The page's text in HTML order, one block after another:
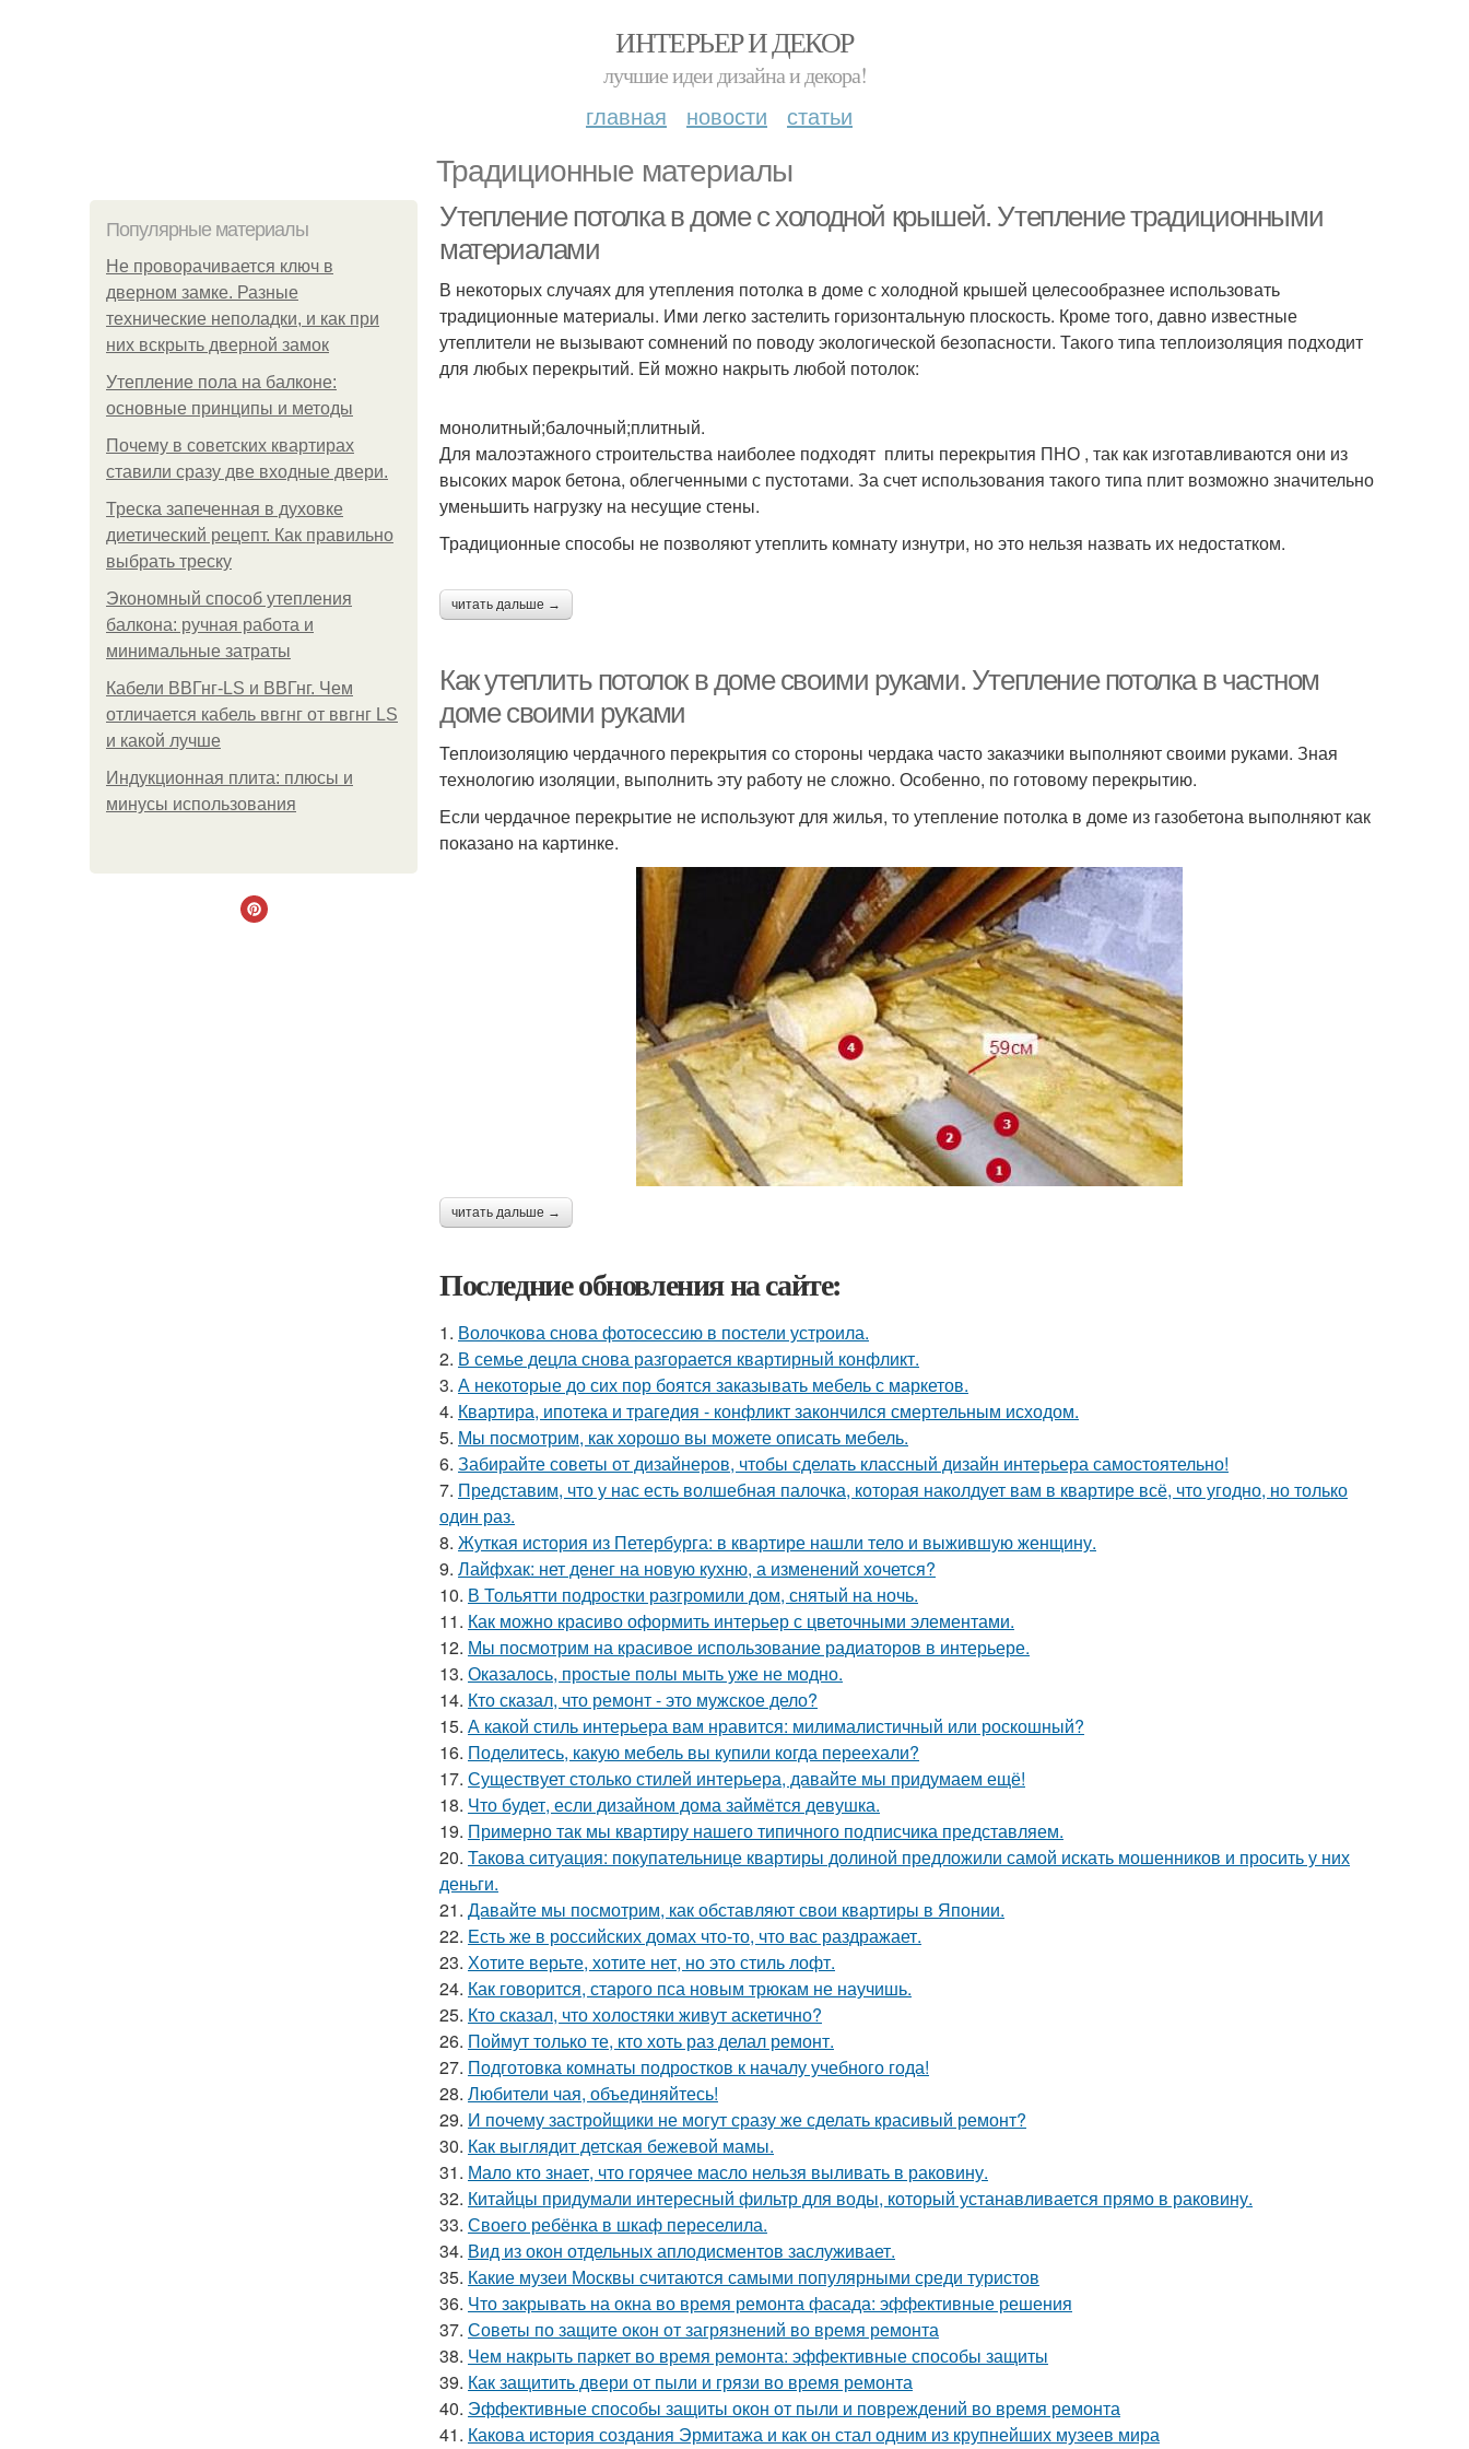
ИНТЕРЬЕР И ДЕКОР
лучшие идеи дизайна и декора!
главная новости статьи
Традиционные материалы
Популярные материалы
Не проворачивается ключ в
дверном замке. Разные
технические неполадки, и как при
них вскрыть дверной замок
Утепление пола на балконе:
основные принципы и методы
Почему в советских квартирах
ставили сразу две входные двери.
Треска запеченная в духовке
диетический рецепт. Как правильно
выбрать треску
Экономный способ утепления
балкона: ручная работа и
минимальные затраты
Кабели ВВГнг-LS и ВВГнг. Чем
отличается кабель ввгнг от ввгнг LS
и какой лучше
Индукционная плита: плюсы и
минусы использования
Утепление потолка в доме с холодной крышей. Утепление традиционными
материалами
В некоторых случаях для утепления потолка в доме с холодной крышей целесообразнее использовать
традиционные материалы. Ими легко застелить горизонтальную плоскость. Кроме того, давно известные
утеплители не вызывают сомнений по поводу экологической безопасности. Такого типа теплоизоляция подходит
для любых перекрытий. Ей можно накрыть любой потолок:
монолитный;балочный;плитный.
Для малоэтажного строительства наиболее подходят плиты перекрытия ПНО , так как изготавливаются они из
высоких марок бетона, облегченными с пустотами. За счет использования такого типа плит возможно значительно
уменьшить нагрузку на несущие стены.
Традиционные способы не позволяют утеплить комнату изнутри, но это нельзя назвать их недостатком.
читать дальше →
Как утеплить потолок в доме своими руками. Утепление потолка в частном
доме своими руками
Теплоизоляцию чердачного перекрытия со стороны чердака часто заказчики выполняют своими руками. Зная
технологию изоляции, выполнить эту работу не сложно. Особенно, по готовому перекрытию.
Если чердачное перекрытие не используют для жилья, то утепление потолка в доме из газобетона выполняют как
показано на картинке.
читать дальше →
Последние обновления на сайте:
1. Волочкова снова фотосессию в постели устроила.
2. В семье децла снова разгорается квартирный конфликт.
3. А некоторые до сих пор боятся заказывать мебель с маркетов.
4. Квартира, ипотека и трагедия - конфликт закончился смертельным исходом.
5. Мы посмотрим, как хорошо вы можете описать мебель.
6. Забирайте советы от дизайнеров, чтобы сделать классный дизайн интерьера самостоятельно!
7. Представим, что у нас есть волшебная палочка, которая наколдует вам в квартире всё, что угодно, но только
один раз.
8. Жуткая история из Петербурга: в квартире нашли тело и выжившую женщину.
9. Лайфхак: нет денег на новую кухню, а изменений хочется?
10. В Тольятти подростки разгромили дом, снятый на ночь.
11. Как можно красиво оформить интерьер с цветочными элементами.
12. Мы посмотрим на красивое использование радиаторов в интерьере.
13. Оказалось, простые полы мыть уже не модно.
14. Кто сказал, что ремонт - это мужское дело?
15. А какой стиль интерьера вам нравится: милималистичный или роскошный?
16. Поделитесь, какую мебель вы купили когда переехали?
17. Существует столько стилей интерьера, давайте мы придумаем ещё!
18. Что будет, если дизайном дома займётся девушка.
19. Примерно так мы квартиру нашего типичного подписчика представляем.
20. Такова ситуация: покупательнице квартиры долиной предложили самой искать мошенников и просить у них
деньги.
21. Давайте мы посмотрим, как обставляют свои квартиры в Японии.
22. Есть же в российских домах что-то, что вас раздражает.
23. Хотите верьте, хотите нет, но это стиль лофт.
24. Как говорится, старого пса новым трюкам не научишь.
25. Кто сказал, что холостяки живут аскетично?
26. Поймут только те, кто хоть раз делал ремонт.
27. Подготовка комнаты подростков к началу учебного года!
28. Любители чая, объединяйтесь!
29. И почему застройщики не могут сразу же сделать красивый ремонт?
30. Как выглядит детская бежевой мамы.
31. Мало кто знает, что горячее масло нельзя выливать в раковину.
32. Китайцы придумали интересный фильтр для воды, который устанавливается прямо в раковину.
33. Своего ребёнка в шкаф переселила.
34. Вид из окон отдельных аплодисментов заслуживает.
35. Какие музеи Москвы считаются самыми популярными среди туристов
36. Что закрывать на окна во время ремонта фасада: эффективные решения
37. Советы по защите окон от загрязнений во время ремонта
38. Чем накрыть паркет во время ремонта: эффективные способы защиты
39. Как защитить двери от пыли и грязи во время ремонта
40. Эффективные способы защиты окон от пыли и повреждений во время ремонта
41. Какова история создания Эрмитажа и как он стал одним из крупнейших музеев мира